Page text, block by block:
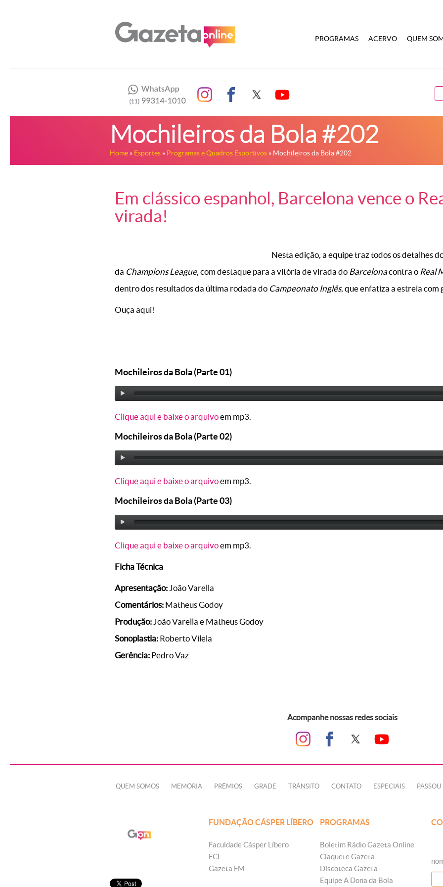
PROGRAMAS ACERVO QUEM
Mochileiros da Bola #202
Home » Esportes » Programas e Quadros Esportivos » Mochileiros da Bola #202
Em clássico espanhol, Barcelona vence o
virada!
Nesta edição, a equipe traz todos os detalhes
da Champions League, com destaque para a vitória de virada do Barcelonacontra o Real
dentro dos resultados da última rodada do Campeonato Inglês, que enfatiza a estreia com
Ouça aqui!
Mochileiros da Bola (Parte 01)
Clique aqui e baixe o arquivoem mp3.
Mochileiros da Bola (Parte 02)
Clique aqui e baixe o arquivoem mp3.
Mochileiros da Bola (Parte 03)
Clique aqui e baixe o arquivoem mp3.
Ficha Técnica
Apresentação: João Varella
Comentários: Matheus Godoy
Produção: João Varella e Matheus Godoy
Sonoplastia: Roberto Vilela
Gerência: Pedro Vaz
Acompanhe nossas redes sociais
QUEM SOMOS MEMÓRIA PRÊMIOS GRADE TRÂNSITO CONTATO ESPECIAIS PASSOU
FUNDAÇÃO CÁSPER LÍBERO
Faculdade Cásper Líbero
FCL
Gazeta FM
PROGRAMAS
Boletim Rádio Gazeta Online
Claquete Gazeta
Discoteca Gazeta
Equipe A Dona da Bola